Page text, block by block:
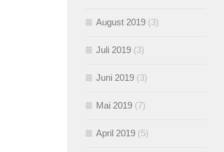
August 2019 (3)
Juli 2019 (3)
Juni 2019 (3)
Mai 2019 (7)
April 2019 (5)